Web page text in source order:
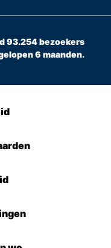
93.254 bezoekers
6 maanden.